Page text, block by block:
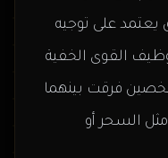
على توجيه
القوى الخفية
فرقت بينهما
السحر أو